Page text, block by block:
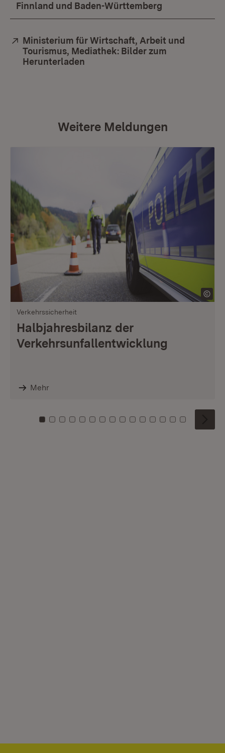
Finnland und Baden-Württemberg
Extern:
Ministerium für Wirtschaft, Arbeit und
Tourismus, Mediathek: Bilder zum
Herunterladen
Weitere Meldungen
Verkehrssicherheit
Halbjahresbilanz der
Verkehrsunfallentwicklung
Mehr
Zu Kachel: 0
Zu Kachel: 1
Zu Kachel: 2
Zu Kachel: 3
Zu Kachel: 4
Zu Kachel: 5
Zu Kachel: 6
Zu Kachel: 7
Zu Kachel: 8
Zu Kachel: 9
Zu Kachel: 10
Zu Kachel: 11
Zu Kachel: 12
Zu Kachel:
Zu